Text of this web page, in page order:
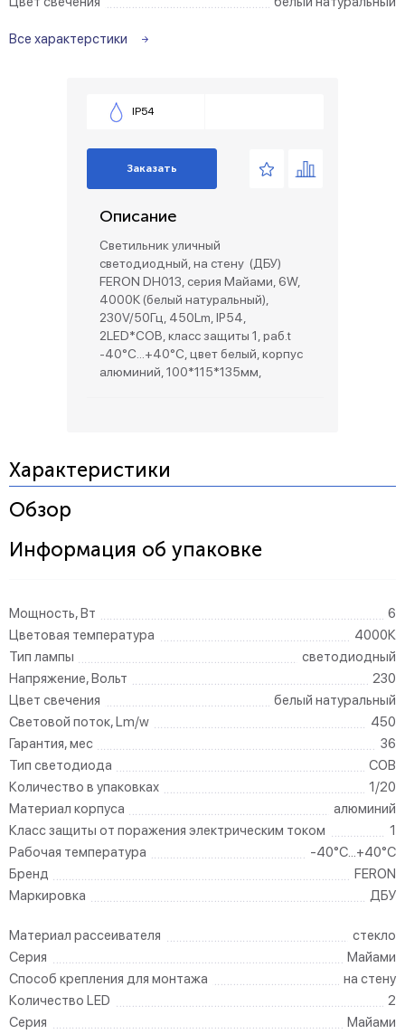
Все характерстики
IP54
Заказать
Описание
Светильник уличный
светодиодный, на стену (ДБУ)
FERON DH013, серия Майами, 6W,
4000К (белый натуральный),
230V/50Гц, 450Lm, IP54,
2LED*COB, класс защиты 1, раб.t
-40°C...+40°C, цвет белый, корпус
алюминий, 100*115*135мм,
Характеристики
Обзор
Информация об упаковке
Мощность, Вт
6
Цветовая температура
4000К
Тип лампы
светодиодный
Напряжение, Вольт
230
Цвет свечения
белый натуральный
Световой поток, Lm/w
450
Гарантия, мес
36
Тип светодиода
COB
Количество в упаковках
1/20
Материал корпуса
алюминий
Класс защиты от поражения электрическим током
1
Рабочая температура
-40°C...+40°C
Бренд
FERON
Маркировка
ДБУ
Материал рассеивателя
стекло
Серия
Майами
Способ крепления для монтажа
на стену
Количество LED
2
Серия
Майами